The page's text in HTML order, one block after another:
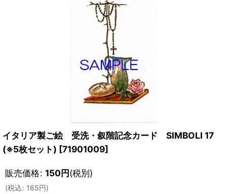
イタリア製ご絵 受洗・叙階記念カード SIMBOLI 17
(※5枚セット) [71901009]
販売価格: 150円(税別)
(税込: 165円)